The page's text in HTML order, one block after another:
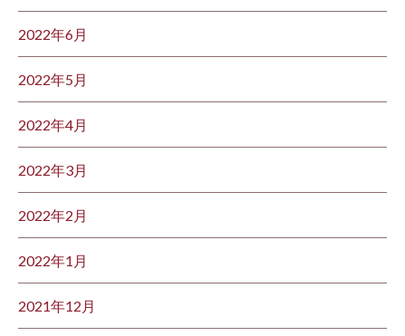
2022年6月
2022年5月
2022年4月
2022年3月
2022年2月
2022年1月
2021年12月